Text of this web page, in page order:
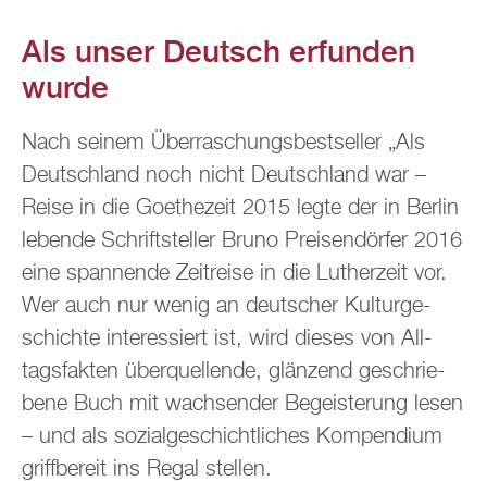
Als unser Deutsch er­fun­den
wurde
Nach sei­nem Über­ra­schungs­best­sel­ler „Als
Deutsch­land noch nicht Deutsch­land war –
Reise in die Goe­the­zeit 2015 legte der in Ber­lin
le­ben­de Schrift­stel­ler Bruno Prei­sen­dör­fer 2016
eine span­nen­de Zeit­rei­se in die Lut­her­zeit vor.
Wer auch nur wenig an deut­scher Kul­tur­ge­
schich­te in­ter­es­siert ist, wird die­ses von All­
tags­fak­ten über­quel­len­de, glän­zend ge­schrie­
be­ne Buch mit wach­sen­der Be­geis­te­rung lesen
– und als so­zi­al­ge­schicht­li­ches Kom­pen­di­um
griff­be­reit ins Regal stel­len.